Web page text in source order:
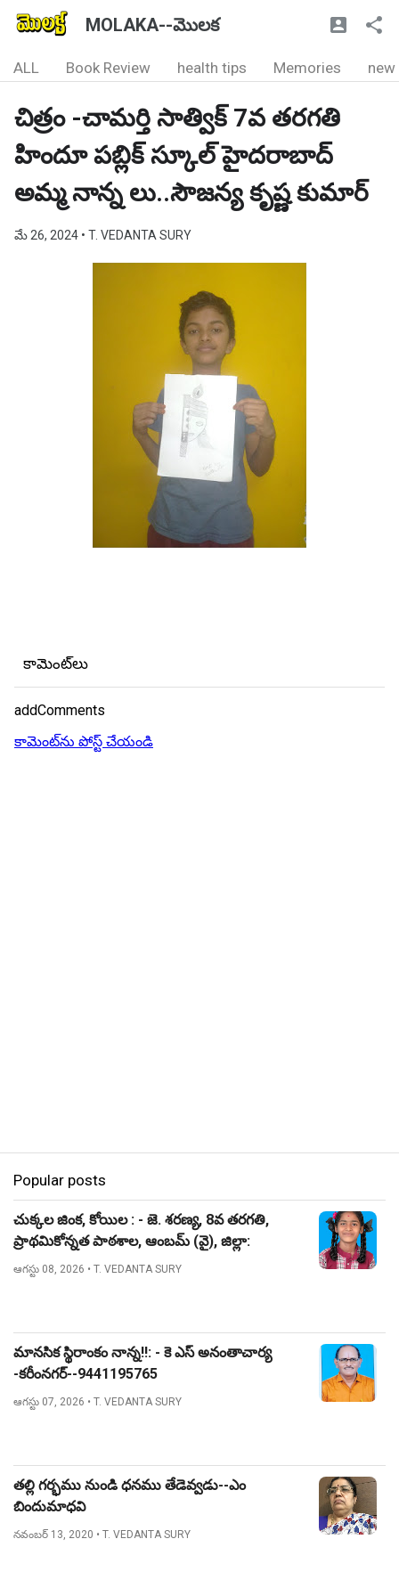
MOLAKA--మొలక
ALL Book Review health tips Memories new
చిత్రం -చామర్తి సాత్విక్ 7వ తరగతి
హిందూ పబ్లిక్ స్కూల్ హైదరాబాద్
అమ్మ నాన్న లు..సౌజన్య కృష్ణ కుమార్
మే 26, 2024 • T. VEDANTA SURY
కామెంట్‌లు
addComments
కామెంట్‌ను పోస్ట్ చేయండి
Popular posts
చుక్కల జింక, కోయిల : - జె. శరణ్య, 8వ తరగతి,
ప్రాథమికోన్నత పాఠశాల, ఆంబమ్ (వై), జిల్లా:
నిజామాబాద్.
ఆగస్టు 08, 2026 • T. VEDANTA SURY
మానసిక స్థిరాంకం నాన్న!!: - కె ఎస్ అనంతాచార్య
-కరీంనగర్--9441195765
ఆగస్టు 07, 2026 • T. VEDANTA SURY
తల్లి గర్భము నుండి ధనము తేడెవ్వడు--ఎం
బిందుమాధవి
నవంబర్ 13, 2020 • T. VEDANTA SURY